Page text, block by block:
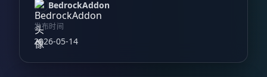
BedrockAddon
发布时间
2026-05-14